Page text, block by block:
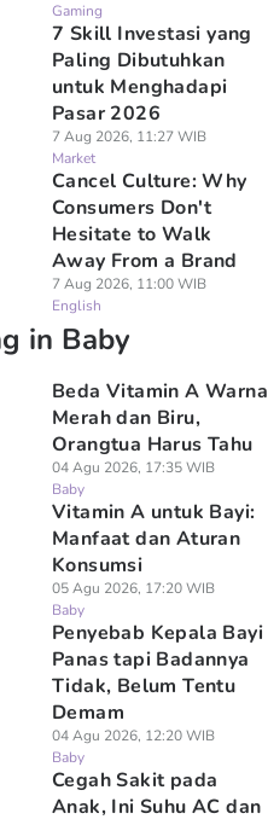
Gaming
7 Skill Investasi yang
Paling Dibutuhkan
untuk Menghadapi
Pasar 2026
7 Aug 2026, 11:27 WIB
Market
Cancel Culture: Why
Consumers Don't
Hesitate to Walk
Away From a Brand
7 Aug 2026, 11:00 WIB
English
in Baby
Beda Vitamin A Warna
Merah dan Biru,
Orangtua Harus Tahu
04 Agu 2026, 17:35 WIB
Baby
Vitamin A untuk Bayi:
Manfaat dan Aturan
Konsumsi
05 Agu 2026, 17:20 WIB
Baby
Penyebab Kepala Bayi
Panas tapi Badannya
Tidak, Belum Tentu
Demam
04 Agu 2026, 12:20 WIB
Baby
Cegah Sakit pada
Anak, Ini Suhu AC dan